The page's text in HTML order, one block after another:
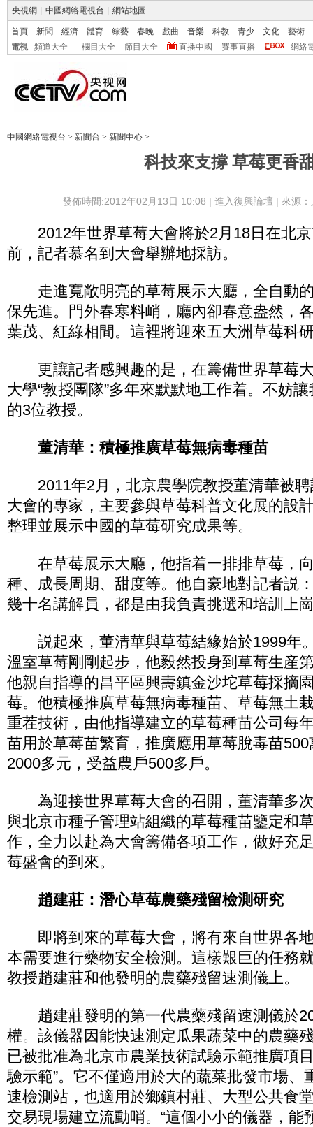
央視網 中國網絡電視台 網站地圖
首頁 新聞 經濟 體育 綜藝 春晚 戲曲 音樂 科教 青少 文化
藝術
電視
頻道大全 欄目大全 節目大全 直播中國 賽事直播 網絡
中國網絡電視台 > 新聞台 > 新聞中心 >
科技來支撐 草莓更香
發佈時間:2012年02月13日 10:08 | 進入復興論壇 | 來源
2012年世界草莓大會將於2月18日在北京
前，記者慕名到大會舉辦地採訪。
走進寬敞明亮的草莓展示大廳，全自動
保先進。門外春寒料峭，廳內卻春意盎然，
葉茂、紅綠相間。這裡將迎來五大洲草莓科
更讓記者感興趣的是，在籌備世界草莓
大學“教授團隊”多年來默默地工作着。不妨
的3位教授。
董清華：積極推廣草莓無病毒種苗
2011年2月，北京農學院教授董清華被聘
大會的專家，主要參與草莓科普文化展的設
整理並展示中國的草莓研究成果等。
在草莓展示大廳，他指着一排排草莓，
種、成長周期、甜度等。他自豪地對記者説
幾十名講解員，都是由我負責挑選和培訓上
説起來，董清華與草莓結緣始於1999年
溫室草莓剛剛起步，他毅然投身到草莓生産
他親自指導的昌平區興壽鎮金沙坨草莓採摘
莓。他積極推廣草莓無病毒種苗、草莓無土
重茬技術，由他指導建立的草莓種苗公司每
苗用於草莓苗繁育，推廣應用草莓脫毒苗
2000多元，受益農戶500多戶。
為迎接世界草莓大會的召開，董清華多
與北京市種子管理站組織的草莓種苗鑒定和
作，全力以赴為大會籌備各項工作，做好充
莓盛會的到來。
趙建莊：潛心草莓農藥殘留檢測研究
即將到來的草莓大會，將有來自世界各
本需要進行藥物安全檢測。這樣艱巨的任務
教授趙建莊和他發明的農藥殘留速測儀上。
趙建莊發明的第一代農藥殘留速測儀於
權。該儀器因能快速測定瓜果蔬菜中的農藥
已被批准為北京市農業技術試驗示範推廣項
驗示範”。它不僅適用於大的蔬菜批發市場、
速檢測站，也適用於鄉鎮村莊、大型公共食
交易現場建立流動哨。“這個小小的儀器，能